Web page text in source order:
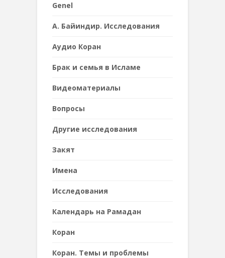
Genel
А. Байиндир. Исследования
Аудио Коран
Брак и семья в Исламе
Видеоматериалы
Вопросы
Другие исследования
Закят
Имена
Исследования
Календарь на Рамадан
Коран
Коран. Темы и проблемы